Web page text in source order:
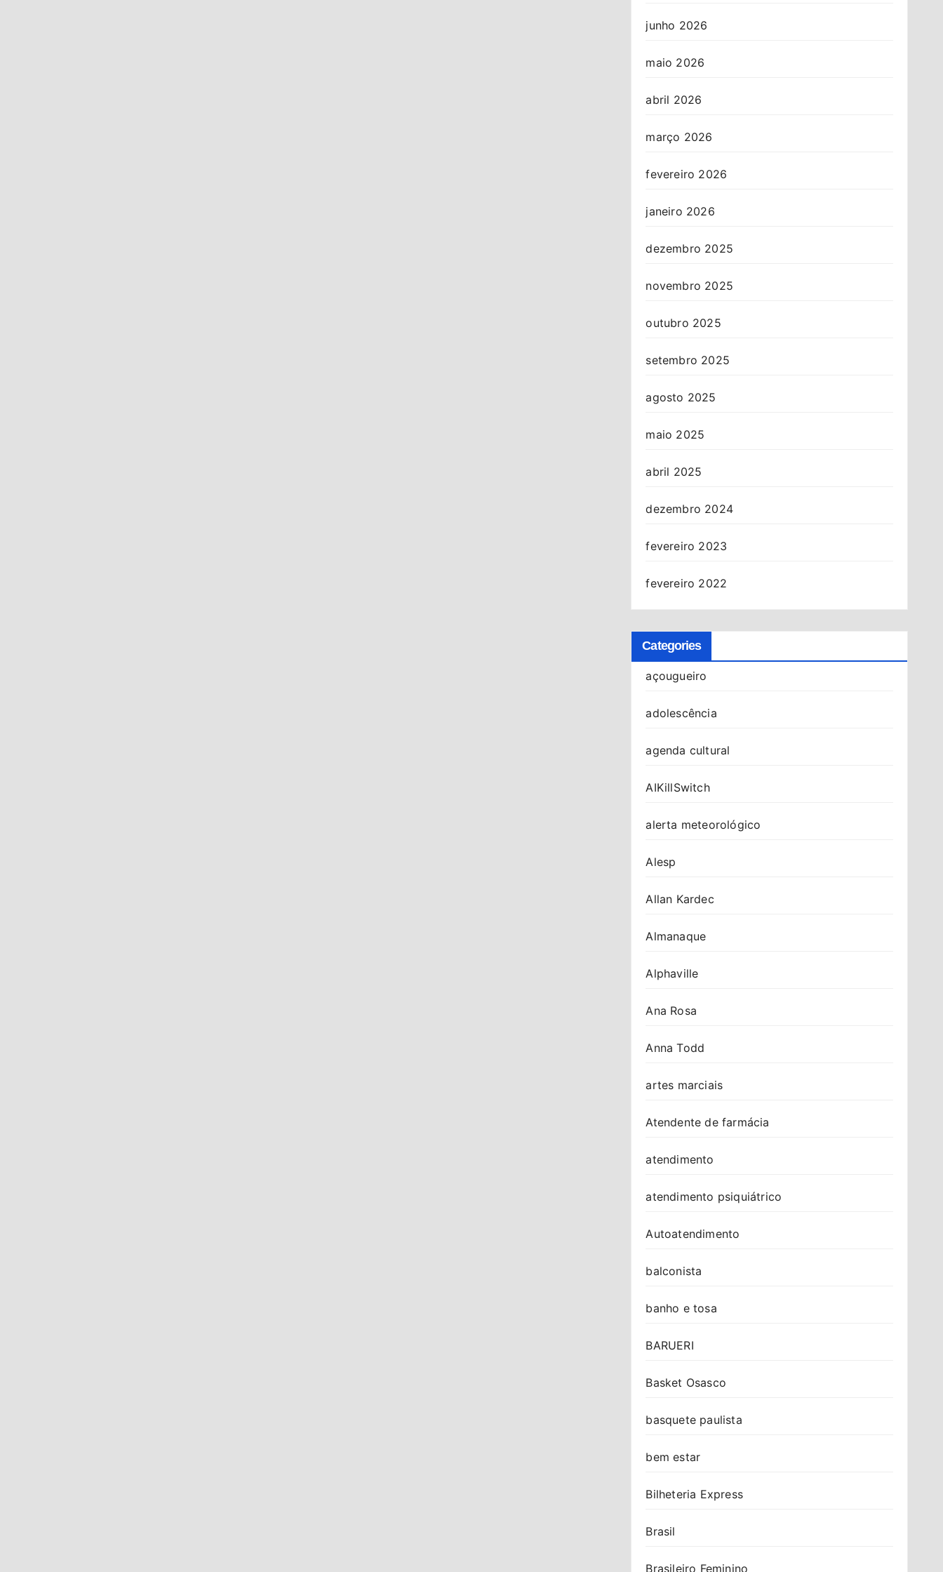
junho 2026
maio 2026
abril 2026
março 2026
fevereiro 2026
janeiro 2026
dezembro 2025
novembro 2025
outubro 2025
setembro 2025
agosto 2025
maio 2025
abril 2025
dezembro 2024
fevereiro 2023
fevereiro 2022
Categories
açougueiro
adolescência
agenda cultural
AIKillSwitch
alerta meteorológico
Alesp
Allan Kardec
Almanaque
Alphaville
Ana Rosa
Anna Todd
artes marciais
Atendente de farmácia
atendimento
atendimento psiquiátrico
Autoatendimento
balconista
banho e tosa
BARUERI
Basket Osasco
basquete paulista
bem estar
Bilheteria Express
Brasil
Brasileiro Feminino